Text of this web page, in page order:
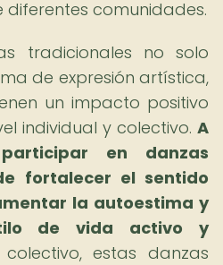
comunidades.
tradicionales no solo
de expresión artística,
un impacto positivo
individual y colectivo. A
en danzas
fortalecer el sentido
la autoestima y
de vida activo y
estas danzas